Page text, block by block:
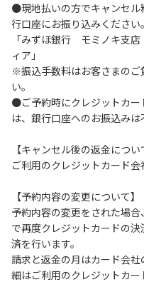
物品を損傷、紛失、汚染
いただくことがあります。
９.施設内（駐車場含む）
は、一切の責任を負いかね
【コテージご利用上の注
１.動物（ペット類）の同
３.調度品などの持ち出し
４.ご訪問客とのコテージ
６.周囲に迷惑となるよう
他人に嫌悪感を与えるよ
７.BBQ台（BBQコンロや
は使用禁止です。使用の
床面から高さ60cm以上離
８.炭火の利用後は炭の鎮
●現地払いの方でキャンセル
行口座にお振り込みください。
「みずほ銀行 モミノキ支
ィア」
※振込手数料はお客さまのご
い。
●ご予約時にクレジットカー
は、銀行口座へのお振込みは
【キャンセル後の返金につい
ご利用のクレジットカード会
【予約内容の変更について】
予約内容の変更をされた場
で再度クレジットカードの
済を行います。
請求と返金の月はカード会
細はご利用のクレジットカー